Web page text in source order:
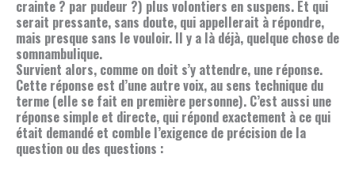
crainte ? par pudeur ?) plus volontiers en suspens. Et qui
serait pressante, sans doute, qui appellerait à répondre,
mais presque sans le vouloir. Il y a là déjà, quelque chose de
somnambulique.
Survient alors, comme on doit s’y attendre, une réponse.
Cette réponse est d’une autre voix, au sens technique du
terme (elle se fait en première personne). C’est aussi une
réponse simple et directe, qui répond exactement à ce qui
était demandé et comble l’exigence de précision de la
question ou des questions :